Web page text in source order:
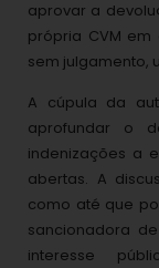
aprovar a
própria CVM
sem julgamento,
A cúpula da
aprofundar o
indenizações a
abertas. A
como até que
sancionadora
interesse